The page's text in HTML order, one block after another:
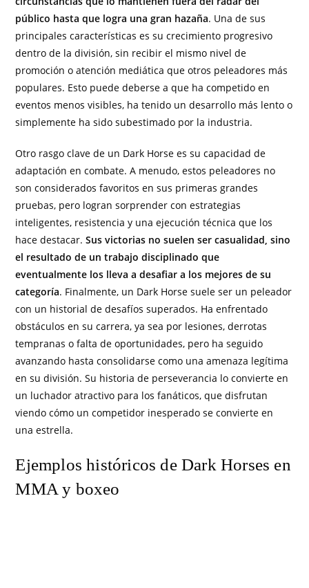
público hasta que logra una gran hazaña. Una de sus
principales características es su crecimiento progresivo
dentro de la división, sin recibir el mismo nivel de
promoción o atención mediática que otros peleadores más
populares. Esto puede deberse a que ha competido en
eventos menos visibles, ha tenido un desarrollo más lento o
simplemente ha sido subestimado por la industria.
Otro rasgo clave de un Dark Horse es su capacidad de
adaptación en combate. A menudo, estos peleadores no
son considerados favoritos en sus primeras grandes
pruebas, pero logran sorprender con estrategias
inteligentes, resistencia y una ejecución técnica que los
hace destacar.Sus victorias no suelen ser casualidad, sino
el resultado de un trabajo disciplinado que
eventualmente los lleva a desafiar a los mejores de su
categoría. Finalmente, un Dark Horse suele ser un peleador
con un historial de desafíos superados. Ha enfrentado
obstáculos en su carrera, ya sea por lesiones, derrotas
tempranas o falta de oportunidades, pero ha seguido
avanzando hasta consolidarse como una amenaza legítima
en su división. Su historia de perseverancia lo convierte en
un luchador atractivo para los fanáticos, que disfrutan
viendo cómo un competidor inesperado se convierte en
una estrella.
Ejemplos históricos de Dark Horses en
MMA y boxeo